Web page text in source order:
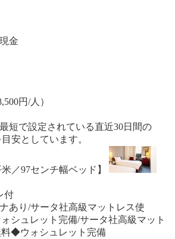
金
円/人）
短で設定されている直近30日間の
安としています。
／97センチ幅ベッド】
付
あり/サータ社高級マットレス使
シュレット完備/サータ社高級マット
料◆ウォシュレット完備